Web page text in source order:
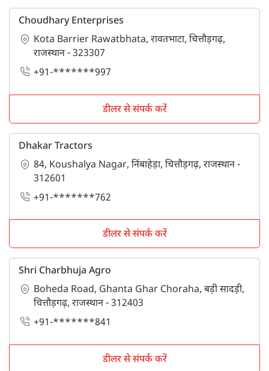
Choudhary Enterprises
Kota Barrier Rawatbhata, रावतभाटा, चित्तौड़गढ़,
राजस्थान - 323307
+91-*******997
डीलर से संपर्क करें
Dhakar Tractors
84, Koushalya Nagar, निंबाहेड़ा, चित्तौड़गढ़, राजस्थान -
312601
+91-*******762
डीलर से संपर्क करें
Shri Charbhuja Agro
Boheda Road, Ghanta Ghar Choraha, बड़ी सादड़ी,
चित्तौड़गढ़, राजस्थान - 312403
+91-*******841
डीलर से संपर्क करें